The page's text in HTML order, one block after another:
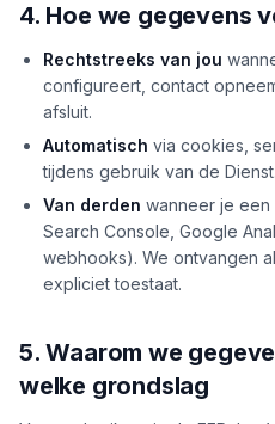
4. Hoe we gegevens
Rechtstreeks van jou
configureert, contact
afsluit.
Automatisch via cookies,
tijdens gebruik van de Dienst.
Van derden wanneer je
Search Console, Google
webhooks). We ontvangen
expliciet toestaat.
5. Waarom we
welke grondslag